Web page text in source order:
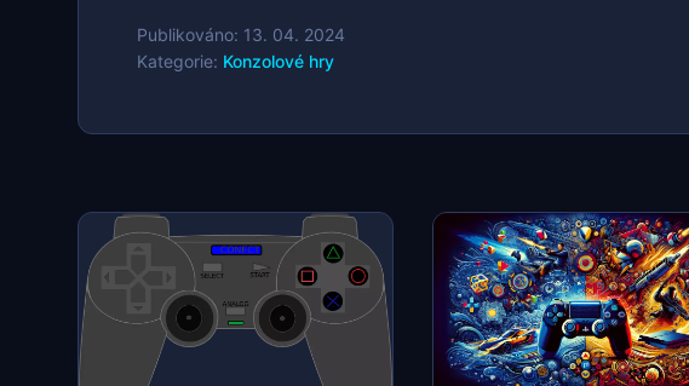
Publikováno: 13. 04. 2024
Kategorie: Konzolové hry